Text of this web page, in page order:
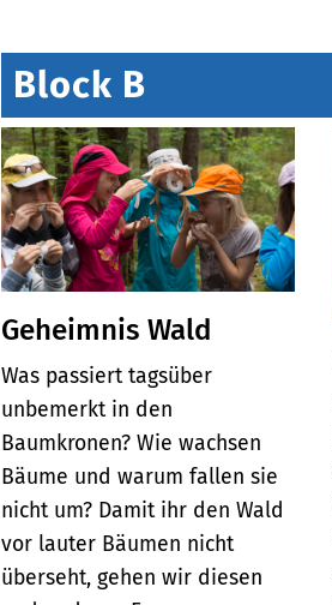
Block B
Geheimnis Wald
Was passiert tagsüber
unbemerkt in den
Baumkronen? Wie wachsen
Bäume und warum fallen sie
nicht um? Damit ihr den Wald
vor lauter Bäumen nicht
überseht, gehen wir diesen